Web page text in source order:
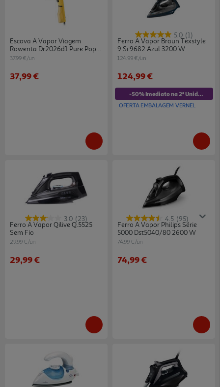
Escova A Vapor Viagem
Rowenta Dr2026d1 Pure Pop
Amarelo
37.99 €/un
37,99 €
5.0 (1)
Ferro A Vapor Braun Texstyle
9 Si 9682 Azul 3200 W
124.99 €/un
124,99 €
-50% Imediato na 2ª Unidade
OFERTA EMBALAGEM VERNEL
3.0 (23)
Ferro A Vapor Qilive Q.5525
Sem Fio
29.99 €/un
29,99 €
4.5 (95)
Ferro A Vapor Philips Série
5000 Dst5040/80 2600 W
74.99 €/un
74,99 €